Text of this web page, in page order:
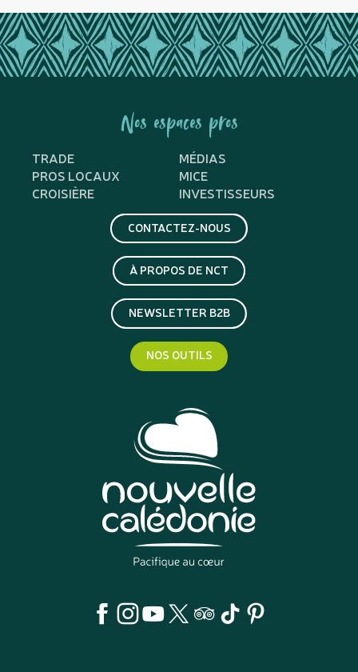
Nos espaces pros
TRADE
MÉDIAS
PROS LOCAUX
MICE
CROISIÈRE
INVESTISSEURS
CONTACTEZ-NOUS
À PROPOS DE NCT
NEWSLETTER B2B
NOS OUTILS